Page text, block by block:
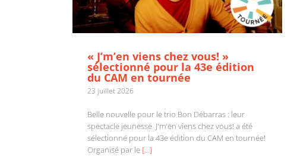
« J’m’en viens chez vous! »
sélectionné pour la 43e édition
du CAM en tournée
23 juillet 2026
Belle nouvelle pour le trio Bon Débarras : leur
spectacle jeunesse J'm'en viens chez vous! a été
sélectionné pour la 43e édition du CAM en tournée!
Organisé par le [...]
Bori 30 ans, ça suffit! – l’ultime chance de voir
Bori sur scène comme chanteur